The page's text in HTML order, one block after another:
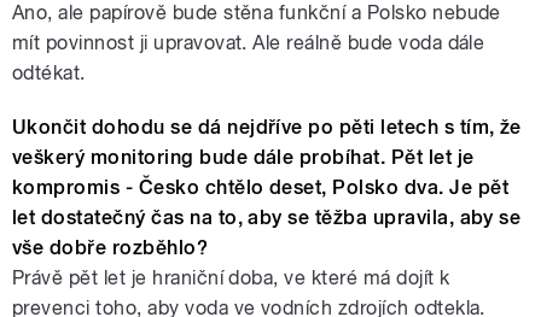
Ano, ale papírově bude stěna funkční a Polsko nebude
mít povinnost ji upravovat. Ale reálně bude voda dále
odtékat.
Ukončit dohodu se dá nejdříve po pěti letech s tím, že
veškerý monitoring bude dále probíhat. Pět let je
kompromis - Česko chtělo deset, Polsko dva. Je pět
let dostatečný čas na to, aby se těžba upravila, aby se
vše dobře rozběhlo?
Právě pět let je hraniční doba, ve které má dojít k
prevenci toho, aby voda ve vodních zdrojích odtekla.